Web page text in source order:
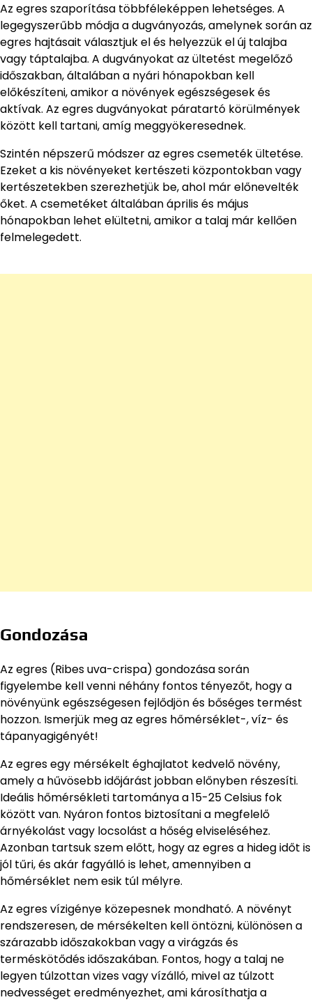
Az egres szaporítása többféleképpen lehetséges. A
legegyszerűbb módja a dugványozás, amelynek során az
egres hajtásait választjuk el és helyezzük el új talajba
vagy táptalajba. A dugványokat az ültetést megelőző
időszakban, általában a nyári hónapokban kell
előkészíteni, amikor a növények egészségesek és
aktívak. Az egres dugványokat páratartó körülmények
között kell tartani, amíg meggyökeresednek.
Szintén népszerű módszer az egres csemeték ültetése.
Ezeket a kis növényeket kertészeti központokban vagy
kertészetekben szerezhetjük be, ahol már előnevelték
őket. A csemetéket általában április és május
hónapokban lehet elültetni, amikor a talaj már kellően
felmelegedett.
Gondozása
Az egres (Ribes uva-crispa) gondozása során
figyelembe kell venni néhány fontos tényezőt, hogy a
növényünk egészségesen fejlődjön és bőséges termést
hozzon. Ismerjük meg az egres hőmérséklet-, víz- és
tápanyagigényét!
Az egres egy mérsékelt éghajlatot kedvelő növény,
amely a hűvösebb időjárást jobban előnyben részesíti.
Ideális hőmérsékleti tartománya a 15-25 Celsius fok
között van. Nyáron fontos biztosítani a megfelelő
árnyékolást vagy locsolást a hőség elviseléséhez.
Azonban tartsuk szem előtt, hogy az egres a hideg időt is
jól tűri, és akár fagyálló is lehet, amennyiben a
hőmérséklet nem esik túl mélyre.
Az egres vízigénye közepesnek mondható. A növényt
rendszeresen, de mérsékelten kell öntözni, különösen a
szárazabb időszakokban vagy a virágzás és
terméskötődés időszakában. Fontos, hogy a talaj ne
legyen túlzottan vizes vagy vízálló, mivel az túlzott
nedvességet eredményezhet, ami károsíthatja a